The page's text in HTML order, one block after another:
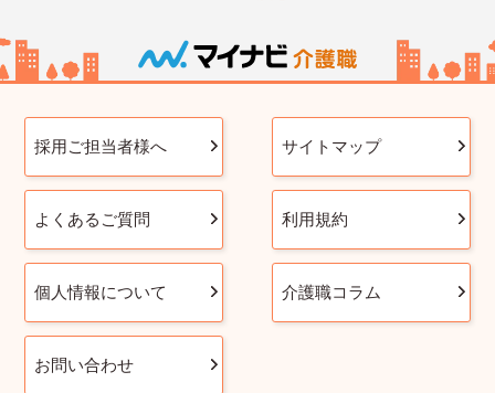
採用ご担当者様へ サイトマップ
よくあるご質問 利用規約
個人情報について 介護職コラム
お問い合わせ